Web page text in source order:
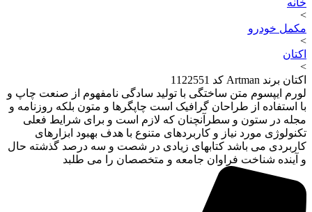
خانه
>
مکمل خودرو
>
اکتان
>
اکتان برند Artman کد 1122551
لورم ایپسوم متن ساختگی با تولید سادگی نامفهوم از صنعت چاپ و
با استفاده از طراحان گرافیک است چاپگرها و متون بلکه روزنامه و
مجله در ستون و سطرآنچنان که لازم است و برای شرایط فعلی
تکنولوژی مورد نیاز و کاربردهای متنوع با هدف بهبود ابزارهای
کاربردی می باشد کتابهای زیادی در شصت و سه درصد گذشته حال
و آینده شناخت فراوان جامعه و متخصصان را می طلبد